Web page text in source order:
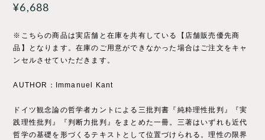
¥6,688
※こちらの商品は実店舗と在庫を共有している【店舗販売優先商
品】となります。在庫のご用意ができなかった場合はご注文をキャ
ンセルさせていただきます。
AUTHOR：Immanuel Kant
ドイツ観念論の哲学者カントによる三批判書『純粋理性批判』『実
践理性批判』『判断力批判』をまとめた一冊。三著はいずれも近代
哲学の基礎を形づくるテキストとして位置づけられる。理性の限界